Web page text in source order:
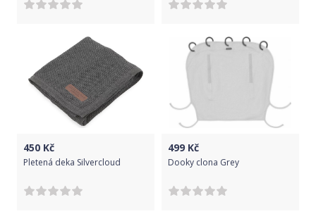
450 Kč
Pletená deka Silvercloud
499 Kč
Dooky clona Grey